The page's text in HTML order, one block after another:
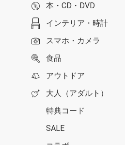
本・CD・DVD
インテリア・時計
スマホ・カメラ
食品
アウトドア
大人（アダルト）
特典コード
SALE